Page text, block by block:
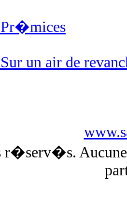
un air de
r�serv�s.